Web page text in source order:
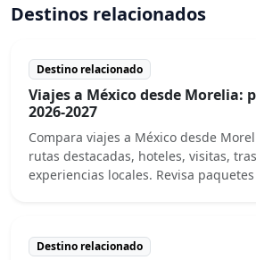
Destinos relacionados
Destino relacionado
Viajes a México desde Morelia:
2026-2027
Compara viajes a México desde
rutas destacadas, hoteles, visitas,
experiencias locales. Revisa
Destino relacionado